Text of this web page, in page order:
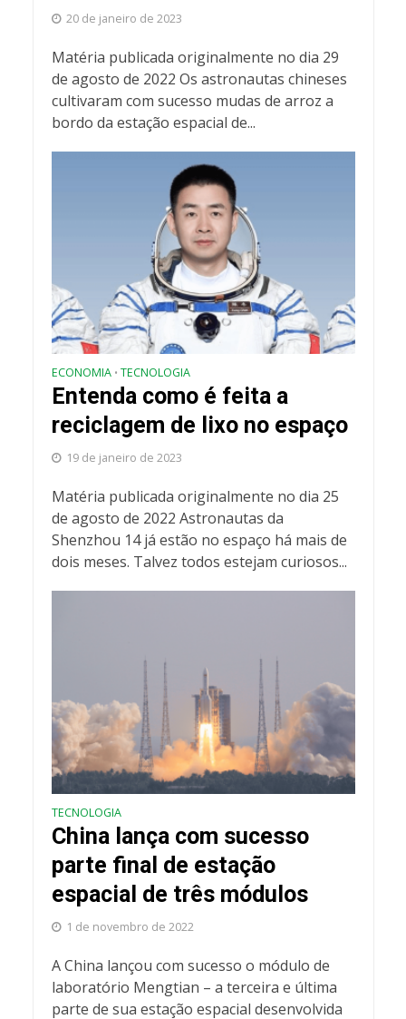
20 de janeiro de 2023
Matéria publicada originalmente no dia 29
de agosto de 2022 Os astronautas chineses
cultivaram com sucesso mudas de arroz a
bordo da estação espacial de...
ECONOMIA • TECNOLOGIA
Entenda como é feita a
reciclagem de lixo no espaço
19 de janeiro de 2023
Matéria publicada originalmente no dia 25
de agosto de 2022 Astronautas da
Shenzhou 14 já estão no espaço há mais de
dois meses. Talvez todos estejam curiosos...
TECNOLOGIA
China lança com sucesso
parte final de estação
espacial de três módulos
1 de novembro de 2022
A China lançou com sucesso o módulo de
laboratório Mengtian – a terceira e última
parte de sua estação espacial desenvolvida